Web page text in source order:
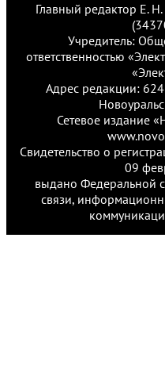
Главный редактор Е.
Учредитель:
ответственностью
Адрес редакции:
Сетевое издание
Свидетельство о
09
выдано Федеральной
связи,